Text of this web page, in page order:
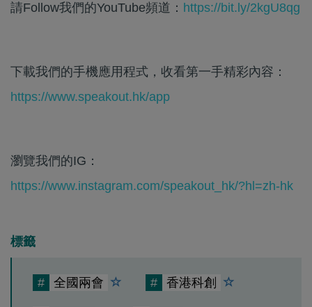
請Follow我們的YouTube頻道： https://bit.ly/2kgU8qg
下載我們的手機應用程式，收看第一手精彩內容：
https://www.speakout.hk/app
瀏覽我們的IG：
https://www.instagram.com/speakout_hk/?hl=zh-hk
標籤
# 全國兩會 # 香港科創